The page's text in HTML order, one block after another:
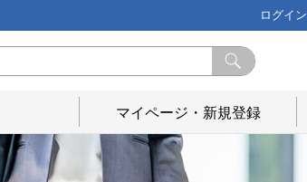
ログイン
マイページ・新規登録